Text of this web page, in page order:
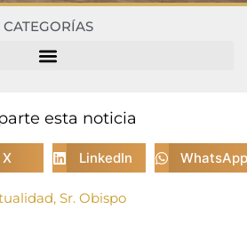
CATEGORÍAS
esta noticia
X LinkedIn WhatsApp
, Sr. Obispo